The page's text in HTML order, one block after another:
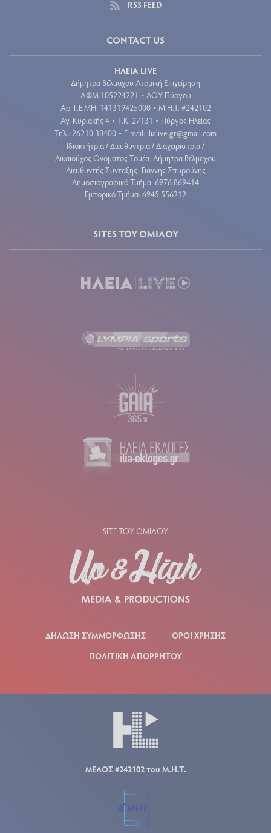
RSS FEED
CONTACT US
ΗΛΕΙΑ LIVE
Δήμητρα Βέλμαχου Ατομική Επιχείρηση
ΑΦΜ 105224221 • ΔΟΥ Πύργου
Aρ. Γ.Ε.ΜΗ. 141319425000 • Μ.Η.Τ. #242102
Αγ. Κυριακής 4 • Τ.Κ. 27131 • Πύργος Ηλείας
Τηλ.: 26210 30400 • E-mail: ilialive.gr@gmail.com
Ιδιοκτήτρια / Διευθύντρια / Διαχειρίστρια /
Δικαιούχος Ονόματος Τομέα: Δήμητρα Βέλμαχου
Διευθυντής Σύνταξης: Γιάννης Σπυρούνης
Δημοσιογραφικό Τμήμα: 6976 869414
Εμπορικό Τμήμα: 6945 556212
SITES ΤΟΥ ΟΜΙΛΟΥ
SITE ΤΟΥ ΟΜΙΛΟΥ
ΔΗΛΩΣΗ ΣΥΜΜΟΡΦΩΣΗΣ
ΟΡΟΙ ΧΡΗΣΗΣ
ΠΟΛΙΤΙΚΗ ΑΠΟΡΡΗΤΟΥ
ΜΕΛΟΣ #242102 του Μ.Η.Τ.